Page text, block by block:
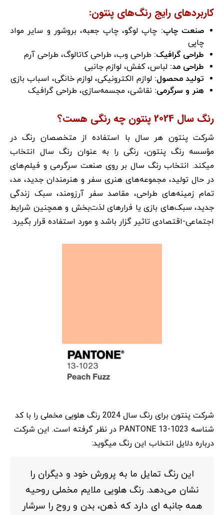
کاربردهای رایج رنگ‌های پنتون:
صنعت چاپ: چاپ لوگو، چاپ جعبه، بروشور و سایر مواد
چاپی
طراحی گرافیک: طراحی وب، طراحی کاتالوگ، طراحی آرم
طراحی مد: لباس، کفش، لوازم جانبی
تولید محصول: لوازم الکترونیکی، لوازم خانگی، اسباب بازی
هنر و سرگرمی: نقاشی، مجسمه‌سازی، طراحی گرافیک
رنگ سال 2024 پنتون چه رنگی هست؟
شرکت پنتون هر سال با استفاده از متخصصان رنگ در
مؤسسه رنگ پنتون، رنگی را به عنوان رنگ سال انتخاب
میکند. انتخاب رنگ سال بر روی صنعت سرگرمی و فیلم‌های
در حال تولید، مجموعه‌های هنری سفر و هنرمندان جدید، مد،
تمام زمینه‌های طراحی، مقاصد سفر آرزومند، سبک زندگی
جدید، سبک‌های بازی یا فرارهای لذت‌بخش و همچنین شرایط
اجتماعی-اقتصادی تاثیر گزار باشد و مورد استفاده قرار بگیرد.
شرکت پنتون برای رنگ سال 2024 رنگ هلویی مخملی را با کد
شناسه PANTONE 13-1023 در نظر گرفته است. این شرکت
درباره دلایل انتخاب این رنگ میگوید:
این رنگ تمایل ما به پرورش خود و دیگران را
نشان می‌دهد. رنگ هلویی ملایم مخملی روحیه
همه جانبه ای دارد که ذهن، بدن و روح را سرشار